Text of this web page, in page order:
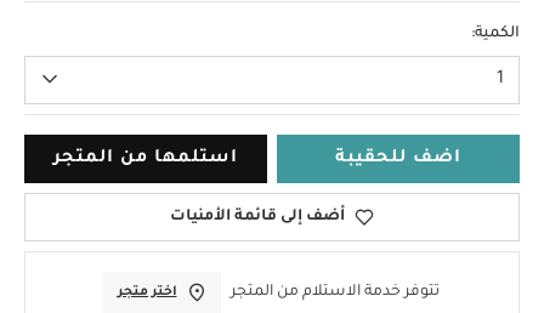
الكمية:
1
اضف للحقيبة استلمها من المتجر
أضف إلى قائمة الأمنيات
تتوفر خدمة الاستلام من المتجر اختر متجر